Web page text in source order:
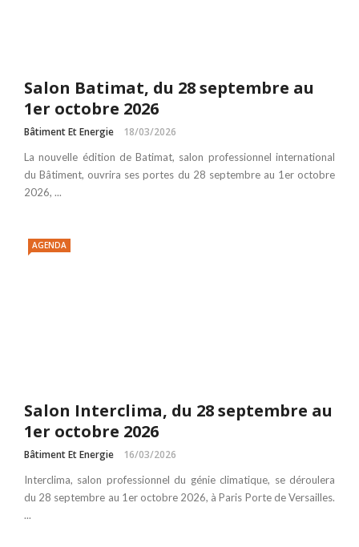
Salon Batimat, du 28 septembre au
1er octobre 2026
Bâtiment Et Energie 18/03/2026
La nouvelle édition de Batimat, salon professionnel international
du Bâtiment, ouvrira ses portes du 28 septembre au 1er octobre
2026, ...
AGENDA
Salon Interclima, du 28 septembre au
1er octobre 2026
Bâtiment Et Energie 16/03/2026
Interclima, salon professionnel du génie climatique, se déroulera
du 28 septembre au 1er octobre 2026, à Paris Porte de Versailles.
...